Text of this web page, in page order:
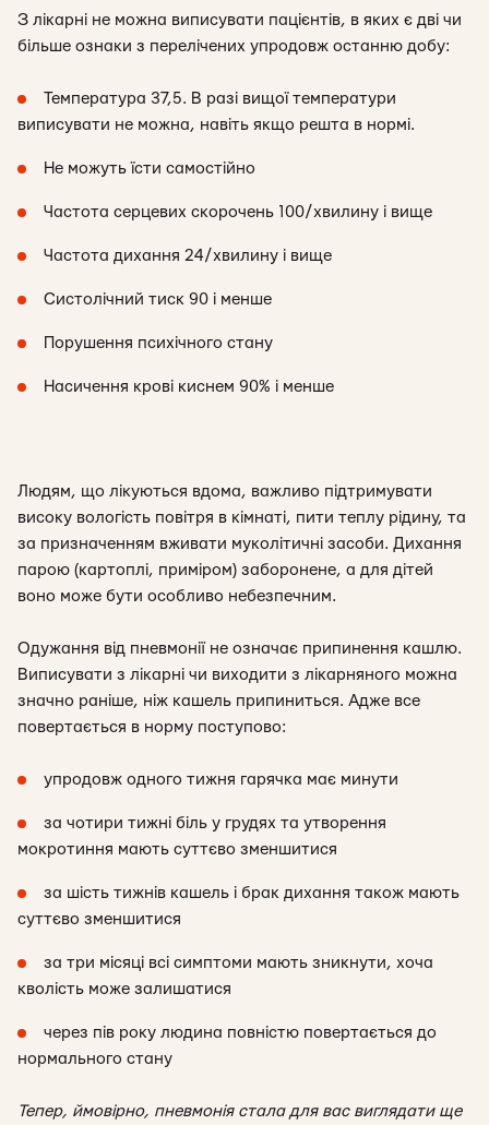
З лікарні не можна виписувати пацієнтів, в яких є дві чи
більше ознаки з перелічених упродовж останню добу:
Температура 37,5. В разі вищої температури
виписувати не можна, навіть якщо решта в нормі.
Не можуть їсти самостійно
Частота серцевих скорочень 100/хвилину і вище
Частота дихання 24/хвилину і вище
Систолічний тиск 90 і менше
Порушення психічного стану
Насичення крові киснем 90% і менше
Людям, що лікуються вдома, важливо підтримувати
високу вологість повітря в кімнаті, пити теплу рідину, та
за призначенням вживати муколітичні засоби. Дихання
парою (картоплі, приміром) заборонене, а для дітей
воно може бути особливо небезпечним.
Одужання від пневмонії не означає припинення кашлю.
Виписувати з лікарні чи виходити з лікарняного можна
значно раніше, ніж кашель припиниться. Адже все
повертається в норму поступово:
упродовж одного тижня гарячка має минути
за чотири тижні біль у грудях та утворення
мокротиння мають суттєво зменшитися
за шість тижнів кашель і брак дихання також мають
суттєво зменшитися
за три місяці всі симптоми мають зникнути, хоча
кволість може залишатися
через пів року людина повністю повертається до
нормального стану
Тепер, ймовірно, пневмонія стала для вас виглядати ще